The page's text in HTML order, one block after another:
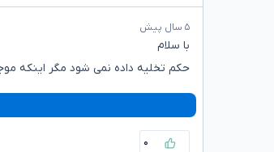
۵ سال پیش
با سلام
حکم تخلیه داده نمی شود مگر اینکه
۰